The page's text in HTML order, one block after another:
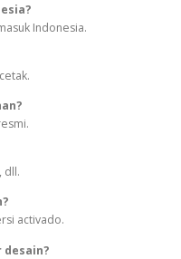
Indonesia.
dll.
activado.